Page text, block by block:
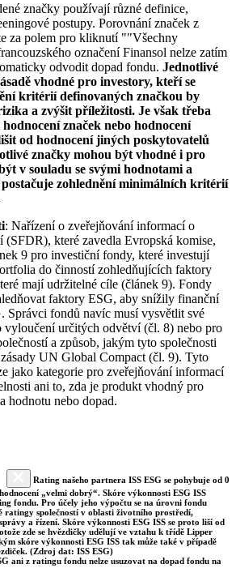
značky používají různé definice,
postupy. Porovnání značek z
za polem pro kliknutí ""Všechny
označení Finansol nelze zatím
odvodit dopad fondu. Jednotlivé
vhodné pro investory, kteří se
kritérií definovaných značkou by
a zvýšit příležitosti. Je však třeba
značek nebo hodnocení
od hodnocení jiných poskytovatelů
značky mohou být vhodné i pro
v souladu se svými hodnotami a
zohlednění minimálních kritérií
: Nařízení o zveřejňování informací o
(SFDR), které zavedla Evropská komise,
9 pro investiční fondy, které investují
do činností zohledňujících faktory
mají udržitelné cíle (článek 9). Fondy
faktory ESG, aby snížily finanční
Správci fondů navíc musí vysvětlit své
vyloučení určitých odvětví (čl. 8) nebo pro
a způsob, jakým tyto společnosti
UN Global Compact (čl. 9). Tyto
jako kategorie pro zveřejňování informací
ani to, zda je produkt vhodný pro
hodnotu nebo dopad.
Rating našeho partnera ISS ESG se pohybuje od 0
„velmi dobrý“. Skóre výkonnosti ESG ISS
fondu. Pro účely jeho výpočtu se na úrovni fondu
společností v oblasti životního prostředí,
a řízení. Skóre výkonnosti ESG ISS se proto liší od
zde se hvězdičky udělují ve vztahu k třídě Lipper
skóre výkonnosti ESG ISS tak může také v případě
(Zdroj dat: ISS ESG)
ani z ratingu fondu nelze usuzovat na dopad fondu na